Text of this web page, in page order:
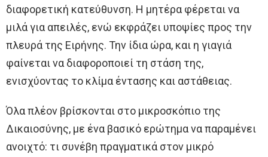
διαφορετική κατεύθυνση. Η μητέρα φέρεται να
μιλά για απειλές, ενώ εκφράζει υποψίες προς την
πλευρά της Ειρήνης. Την ίδια ώρα, και η γιαγιά
φαίνεται να διαφοροποιεί τη στάση της,
ενισχύοντας το κλίμα έντασης και αστάθειας.
Όλα πλέον βρίσκονται στο μικροσκόπιο της
Δικαιοσύνης, με ένα βασικό ερώτημα να παραμένει
ανοιχτό: τι συνέβη πραγματικά στον μικρό